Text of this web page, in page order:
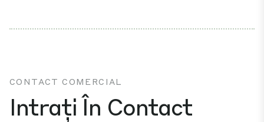
CONTACT COMERCIAL
Intrați În Contact